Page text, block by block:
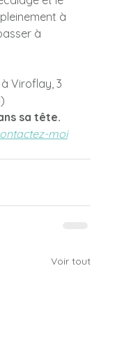
à
à
à Viroflay, 3
sa tête.
moi
Voir tout